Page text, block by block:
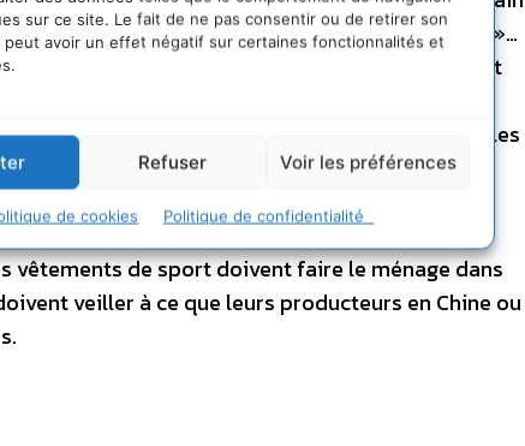
sur ce site. Le fait de ne pas consentir ou de retirer son
avoir un effet négatif sur certaines fonctionnalités et
Refuser Voir les préférences
de cookies Politique de confidentialité
de communication, de marketing, de « buzz »…
stratégies de présence sur Internet, veulent
sur LEURS efforts pour NOUS faire
les entreprises se rendront : sur le terrain dans les
avec les lobbyistes… mais aussi dans la
ont donc maintenant un choix à faire : ignorer
de collaborer avec leurs fournisseurs
de sport doivent faire le ménage dans
veiller à ce que leurs producteurs en Chine ou